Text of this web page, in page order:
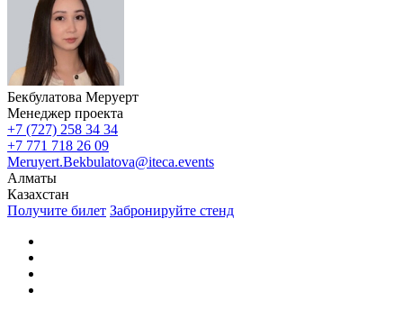
Бекбулатова Меруерт
Менеджер проекта
+7 (727) 258 34 34
+7 771 718 26 09
Meruyert.Bekbulatova@iteca.events
Алматы
Казахстан
Получите билет Забронируйте стенд